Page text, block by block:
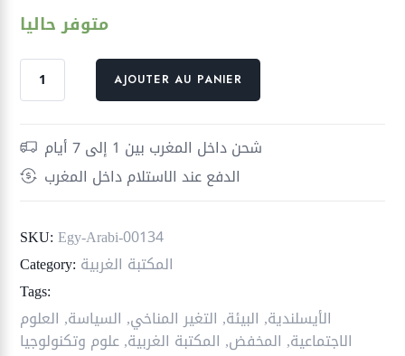
متوفر حاليا
quantité
لغز
المستقبل
؛
الجليد
وغرق
العالم
AJOUTER AU PANIER
شحن داخل المغرب بين 1 إلى 7 أيام
الدفع عند الاستلام داخل المغرب
SKU: Egy-Arabi-00134
Category: المكتبة الغربية
Tags:
الأيسلندية, البيئة, التغير المناخي, السياسة, العلوم
الاجتماعية, المخفض, المكتبة الغربية,علوم وتكنولوجيا